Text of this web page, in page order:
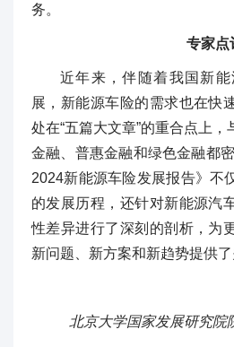
务。
专家点
近年来，伴随着我国新
展，新能源车险的需求也在快
处在“五篇大文章”的重合点上
金融、普惠金融和绿色金融都
2024新能源车险发展报告》不
的发展历程，还针对新能源汽
性差异进行了深刻的剖析，为
新问题、新方案和新趋势提供了
北京大学国家发展研究院